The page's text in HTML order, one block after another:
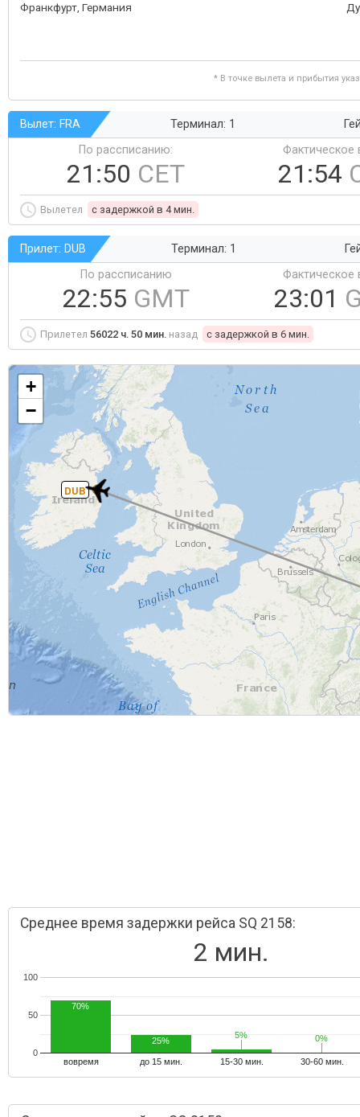
Франкфурт, Германия
* В точке вылета и прибытия
Вылет: FRA Терминал: 1
По рассписанию:
21:50 CET
Фактическое
21:54
Вылетел c задержкой в 4 мин.
Прилет: DUB Терминал: 1
По рассписанию
22:55 GMT
Фактическое
23:01
Прилетел 56022 ч. 50 мин. назад c задержкой в 6 мин.
DUB
+
−
Среднее время задержки рейса SQ 2158:
2 мин.
вовремя до 15 мин. 15-30 мин. 30-60 мин.
0
50
100
70%
25%
5%
5% 0%
0%